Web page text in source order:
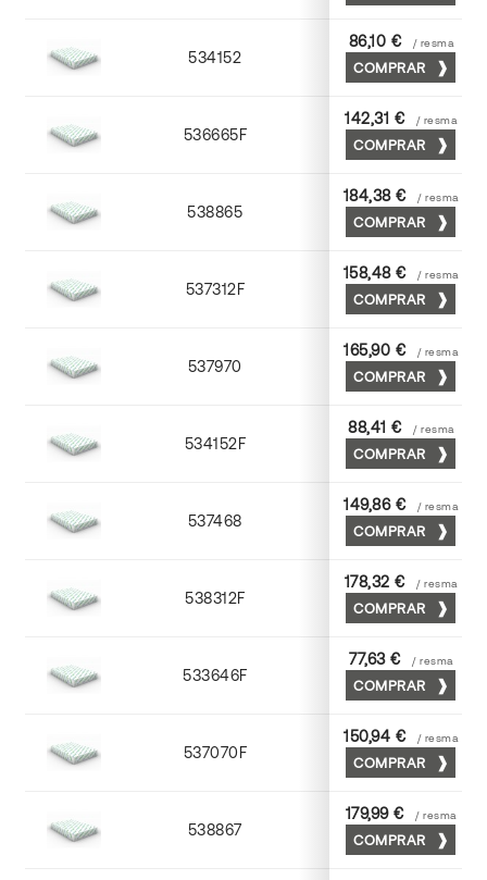
534152 52 x 70
86,10 € / resma
COMPRAR
536665F 65 x 90
142,31 € / resma
COMPRAR
538865 65 x 90
184,38 € / resma
COMPRAR
537312F 72 x 102
158,48 € / resma
COMPRAR
537970 70 x 100
165,90 € / resma
COMPRAR
534152F 52 x 70
88,41 € / resma
COMPRAR
537468 65 x 90
149,86 € / resma
COMPRAR
538312F 72 x 102
178,32 € / resma
COMPRAR
533646F 45 x 64
77,63 € / resma
COMPRAR
537070F 70 x 100
150,94 € / resma
COMPRAR
538867 65 x 90
179,99 € / resma
COMPRAR